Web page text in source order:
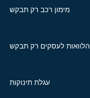
מימון רכב רק תבקש
הלוואות לעסקים רק תבקש
עגלת תינוקות